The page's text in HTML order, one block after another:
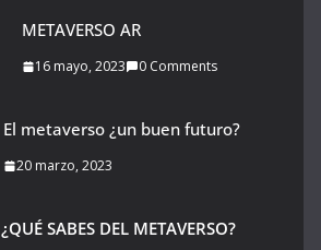
METAVERSO AR
16 mayo, 2023 0 Comments
El metaverso ¿un buen futuro?
20 marzo, 2023
¿QUÉ SABES DEL METAVERSO?